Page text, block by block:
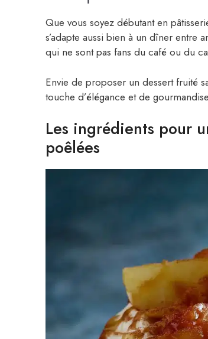
Que vous soyez débutant en
s’adapte aussi bien à un dîner entre
qui ne sont pas fans du café ou du
Envie de proposer un dessert fruité
touche d’élégance et de
Les ingrédients pour
poêlées